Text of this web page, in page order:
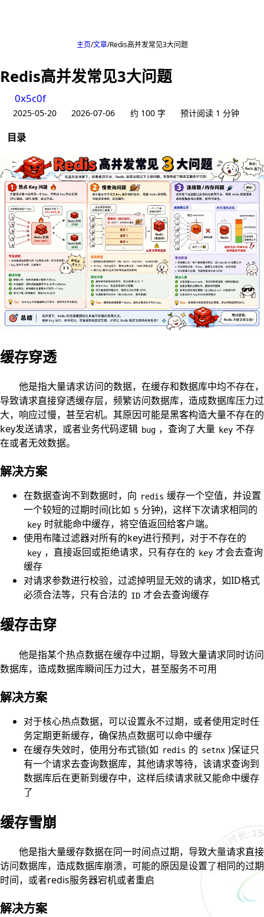
主页 文章 Redis高并发常见3大问题
Redis高并发常见3大问题
0x5c0f
2025-05-20 2026-07-06 约 100 字 预计阅读 1 分钟
目录
缓存穿透
他是指大量请求访问的数据，在缓存和数据库中均不存在，
导致请求直接穿透缓存层，频繁访问数据库，造成数据库压力过
大，响应过慢，甚至宕机。其原因可能是黑客构造大量不存在的
key发送请求，或者业务代码逻辑 bug ，查询了大量 key 不存
在或者无效数据。
解决方案
在数据查询不到数据时，向 redis 缓存一个空值，并设置
一个较短的过期时间(比如 5 分钟)，这样下次请求相同的
key 时就能命中缓存，将空值返回给客户端。
使用布隆过滤器对所有的key进行预判，对于不存在的
key ，直接返回或拒绝请求，只有存在的 key 才会去查询
缓存
对请求参数进行校验，过滤掉明显无效的请求，如ID格式
必须合法等，只有合法的 ID 才会去查询缓存
缓存击穿
他是指某个热点数据在缓存中过期，导致大量请求同时访问
数据库，造成数据库瞬间压力过大，甚至服务不可用
解决方案
对于核心热点数据，可以设置永不过期，或者使用定时任
务定期更新缓存，确保热点数据可以命中缓存
在缓存失效时，使用分布式锁(如 redis 的 setnx )保证只
有一个请求去查询数据库，其他请求等待，该请求查询到
数据库后在更新到缓存中，这样后续请求就又能命中缓存
了
缓存雪崩
他是指大量缓存数据在同一时间点过期，导致大量请求直接
访问数据库，造成数据库崩溃，可能的原因是设置了相同的过期
时间，或者redis服务器宕机或者重启
解决方案
站点运行时长: